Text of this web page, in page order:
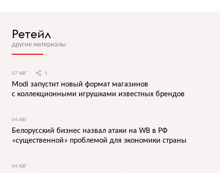
Ретейл
другие материалы
07 АВГ 1
Modi запустит новый формат магазинов
с коллекционными игрушками известных брендов
04 АВГ
Белорусский бизнес назвал атаки на WB в РФ
«существенной» проблемой для экономики страны
04 АВГ